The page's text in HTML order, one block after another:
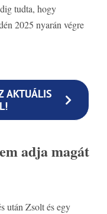
tudta, hogy
2025 nyarán végre
AKTUÁLIS
adja magát
után Zsolt és egy